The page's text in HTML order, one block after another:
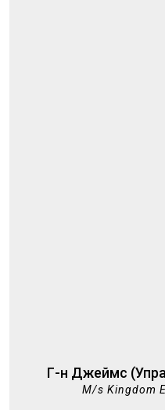
Г-н Джеймс
M/s Kingdom